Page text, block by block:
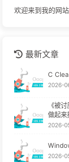
欢迎来到我的网站
最新文章
C
2026-
《被
做起来
2026-
2026-